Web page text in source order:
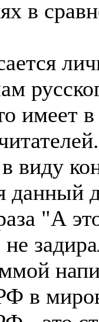
в
имеет
виду
данный
"А
в